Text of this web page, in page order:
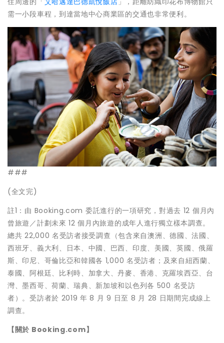
需一小段車程，到達當地中心商業區的交通也非常便利。
###
(全文完)
註1：由 Booking.com 委託進行的一項研究，對過去 12 個月內
曾旅遊／計劃未來 12 個月內旅遊的成年人進行獨立樣本調查。
總共 22,000 名受訪者接受調查（包含來自澳洲、德國、法國、
西班牙、義大利、日本、中國、巴西、印度、美國、英國、俄羅
斯、印尼、哥倫比亞和韓國各 1,000 名受訪者；及來自紐西蘭、
泰國、阿根廷、比利時、加拿大、丹麥、香港、克羅埃西亞、台
灣、墨西哥、荷蘭、瑞典、新加坡和以色列各 500 名受訪
者）。受訪者於 2019 年 8 月 9 日至 8 月 28 日期間完成線上
調查。
【關於 Booking.com】